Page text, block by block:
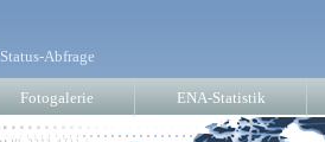
Status-Abfrage
Fotogalerie ENA-Statistik